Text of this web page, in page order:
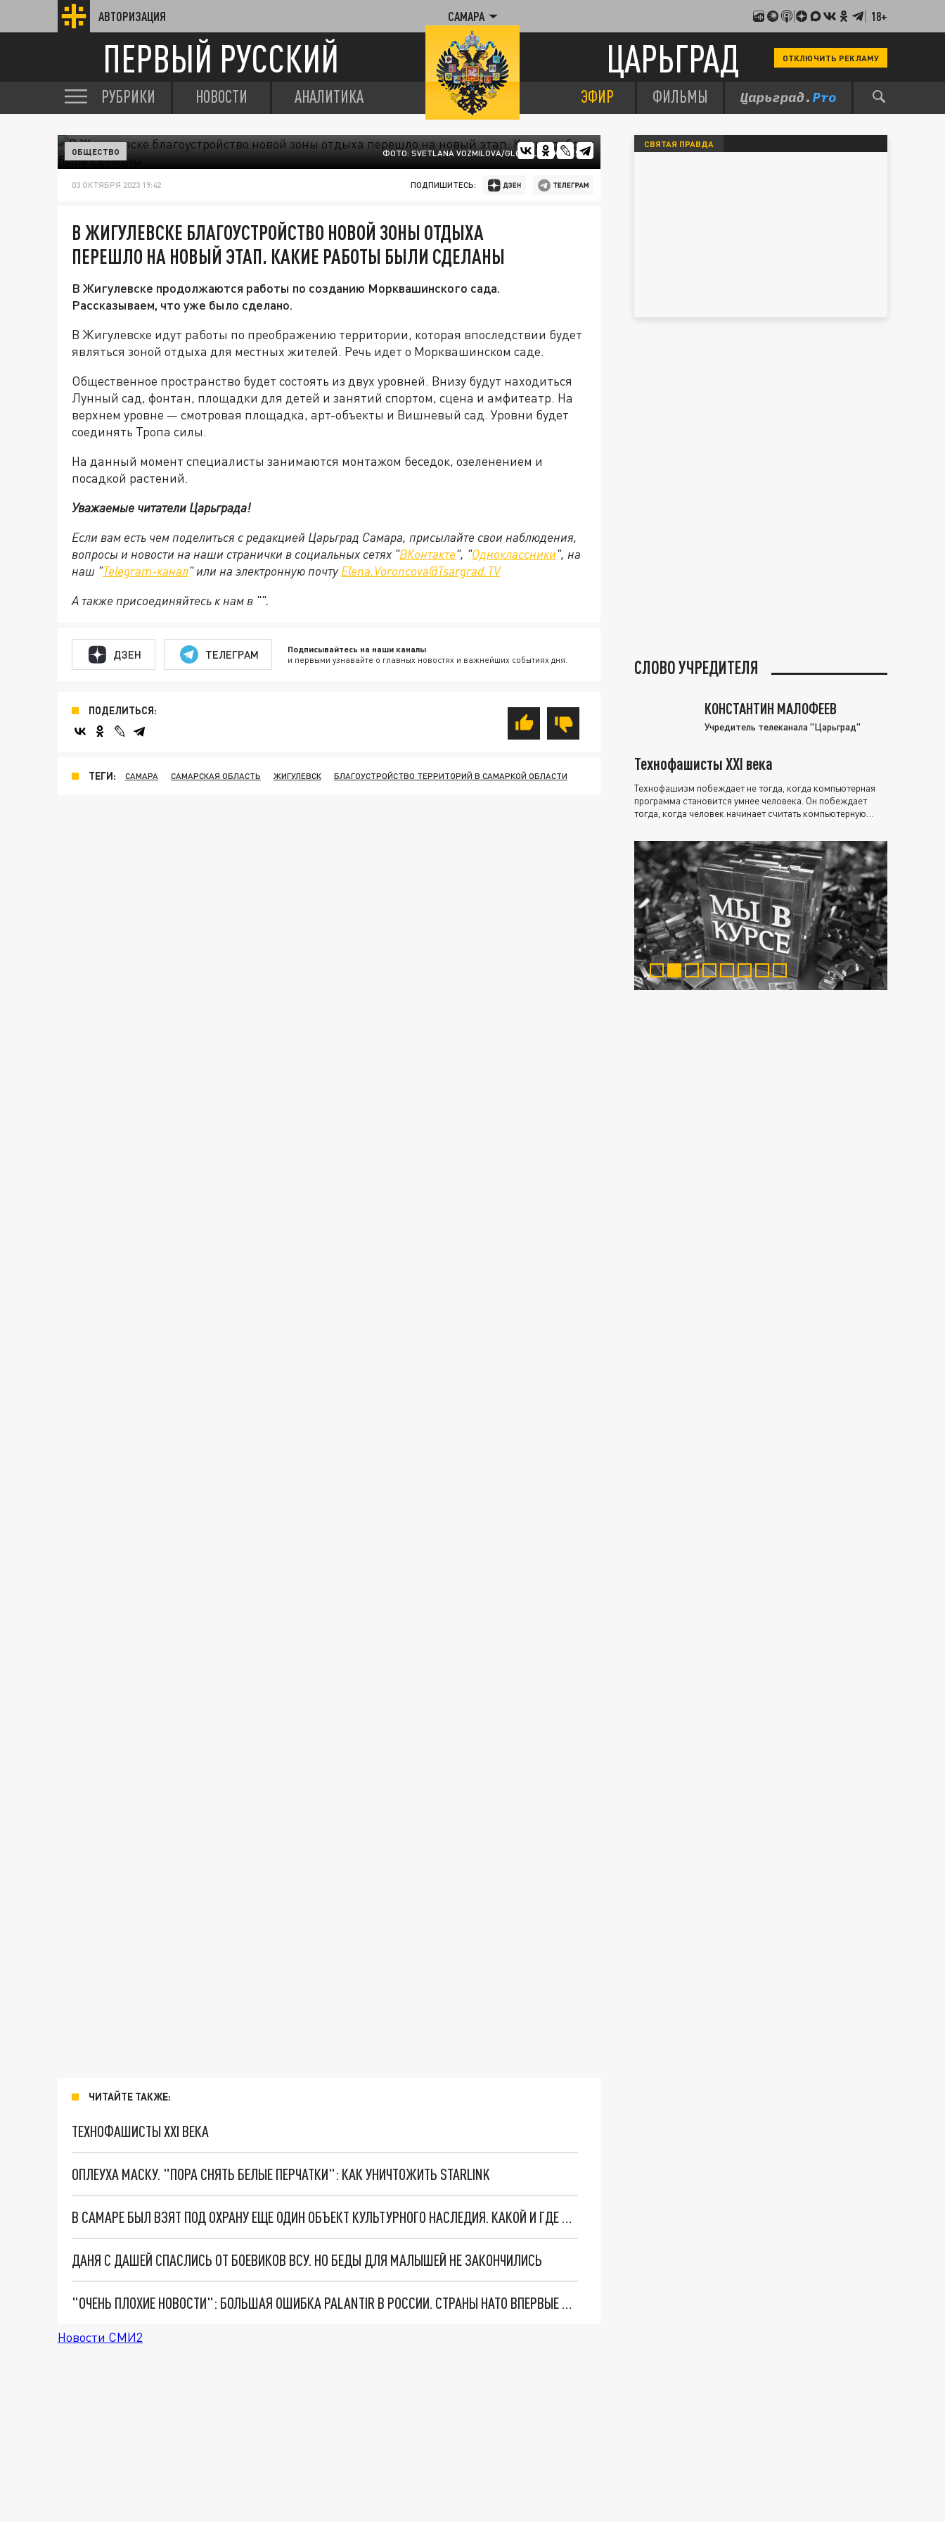
АВТОРИЗАЦИЯ САМАРА 18+
ПЕРВЫЙ РУССКИЙ ЦАРЬГРАД ОТКЛЮЧИТЬ РЕКЛАМУ
РУБРИКИ НОВОСТИ АНАЛИТИКА ЭФИР ФИЛЬМЫ
ФОТО: SVETLANA VOZMILOVA/GLOBALLOOKPRESS
ОБЩЕСТВО
03 ОКТЯБРЯ 2023 19:42 ПОДПИШИТЕСЬ:
В ЖИГУЛЕВСКЕ БЛАГОУСТРОЙСТВО НОВОЙ ЗОНЫ ОТДЫХА
ПЕРЕШЛО НА НОВЫЙ ЭТАП. КАКИЕ РАБОТЫ БЫЛИ СДЕЛАНЫ
В Жигулевске продолжаются работы по созданию Морквашинского сада.
Рассказываем, что уже было сделано.
В Жигулевске идут работы по преображению территории, которая впоследствии будет
являться зоной отдыха для местных жителей. Речь идет о Морквашинском саде.
Общественное пространство будет состоять из двух уровней. Внизу будут находиться
Лунный сад, фонтан, площадки для детей и занятий спортом, сцена и амфитеатр. На
верхнем уровне — смотровая площадка, арт-объекты и Вишневый сад. Уровни будет
соединять Тропа силы.
На данный момент специалисты занимаются монтажом беседок, озеленением и
посадкой растений.
Уважаемые читатели Царьграда!
Если вам есть чем поделиться с редакцией Царьград Самара, присылайте свои наблюдения,
вопросы и новости на наши странички в социальных сетях "ВКонтакте", "Одноклассники", на
наш "Telegram-канал" или на электронную почту Elena.Voroncova@Tsargrad.TV
А также присоединяйтесь к нам в "".
ДЗЕН ТЕЛЕГРАМ Подписывайтесь на наши каналы
и первыми узнавайте о главных новостях и важнейших событиях дня.
ПОДЕЛИТЬСЯ:
ТЕГИ: САМАРА САМАРСКАЯ ОБЛАСТЬ ЖИГУЛЕВСК БЛАГОУСТРОЙСТВО ТЕРРИТОРИЙ В САМАРКОЙ ОБЛАСТИ
ЧИТАЙТЕ ТАКЖЕ:
ТЕХНОФАШИСТЫ XXI ВЕКА
ОПЛЕУХА МАСКУ. "ПОРА СНЯТЬ БЕЛЫЕ ПЕРЧАТКИ": КАК УНИЧТОЖИТЬ STARLINK
В САМАРЕ БЫЛ ВЗЯТ ПОД ОХРАНУ ЕЩЕ ОДИН ОБЪЕКТ КУЛЬТУРНОГО НАСЛЕДИЯ. КАКОЙ И ГДЕ ОН РАСПОЛАГАЕТСЯ
ДАНЯ С ДАШЕЙ СПАСЛИСЬ ОТ БОЕВИКОВ ВСУ. НО БЕДЫ ДЛЯ МАЛЫШЕЙ НЕ ЗАКОНЧИЛИСЬ
"ОЧЕНЬ ПЛОХИЕ НОВОСТИ": БОЛЬШАЯ ОШИБКА PALANTIR В РОССИИ. СТРАНЫ НАТО ВПЕРВЫЕ ЗА СВО ОСТАНОВИЛИ ПОСТАВКИ ОРУЖИЯ. ВСУ ТЕРЯЮТ ПРИГРАНИЧЬЕ?
Новости СМИ2
СВЯТАЯ ПРАВДА
СЛОВО УЧРЕДИТЕЛЯ
КОНСТАНТИН МАЛОФЕЕВ
Учредитель телеканала "Царьград"
Технофашисты XXI века
Технофашизм побеждает не тогда, когда компьютерная
программа становится умнее человека. Он побеждает
тогда, когда человек начинает считать компьютерную